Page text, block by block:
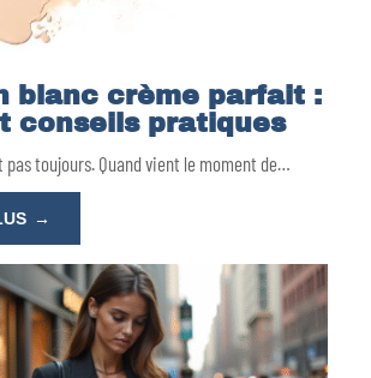
blanc crème parfait :
conseils pratiques
toujours. Quand vient le moment de…